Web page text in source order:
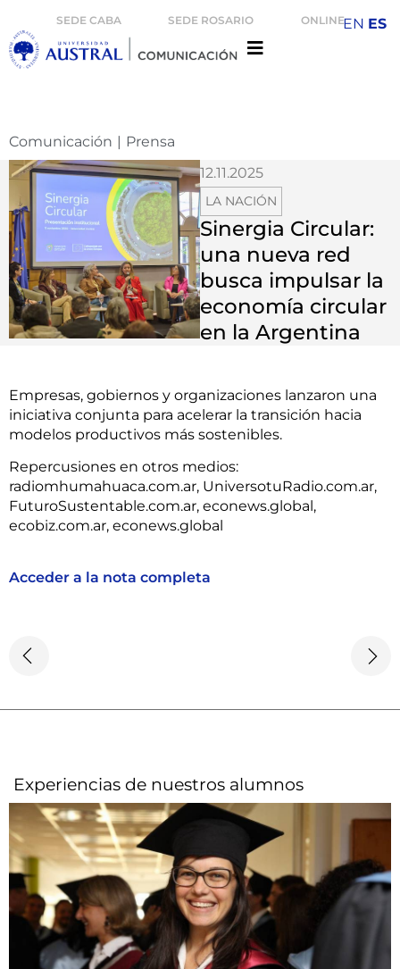
SEDE CABA SEDE ROSARIO ONLINE
Comunicación
Prensa
12.11.2025
LA NACIÓN
Sinergia Circular:
una nueva red
busca impulsar la
economía circular
en la Argentina
Empresas, gobiernos y organizaciones lanzaron una
iniciativa conjunta para acelerar la transición hacia
modelos productivos más sostenibles.
Repercusiones en otros medios:
radiomhumahuaca.com.ar, UniversotuRadio.com.ar,
FuturoSustentable.com.ar, econews.global,
ecobiz.com.ar, econews.global
Acceder a la nota completa
Experiencias de nuestros alumnos​
EN ES